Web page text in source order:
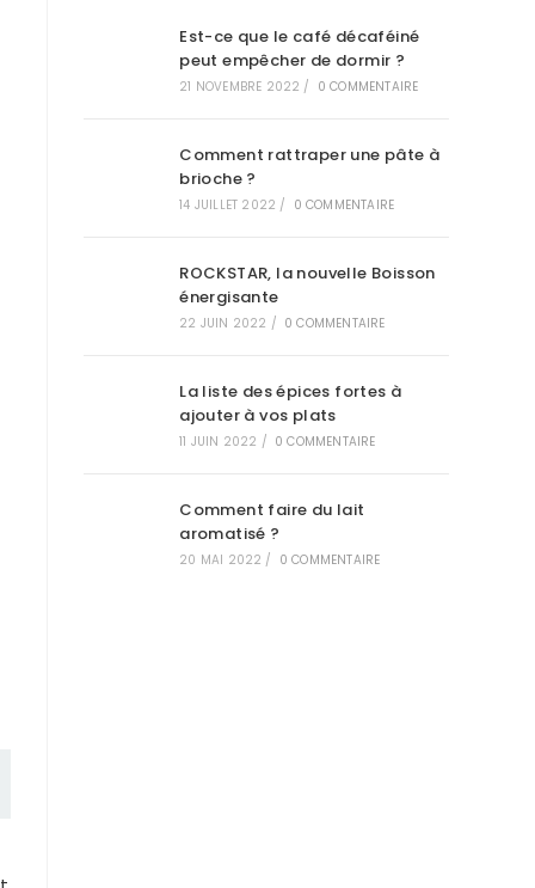
Est-ce que le café décaféiné
peut empêcher de dormir ?
21 NOVEMBRE 2022 / 0 COMMENTAIRE
Comment rattraper une pâte à
brioche ?
14 JUILLET 2022 / 0 COMMENTAIRE
ROCKSTAR, la nouvelle Boisson
énergisante
22 JUIN 2022 / 0 COMMENTAIRE
La liste des épices fortes à
ajouter à vos plats
11 JUIN 2022 / 0 COMMENTAIRE
Comment faire du lait
aromatisé ?
20 MAI 2022 / 0 COMMENTAIRE